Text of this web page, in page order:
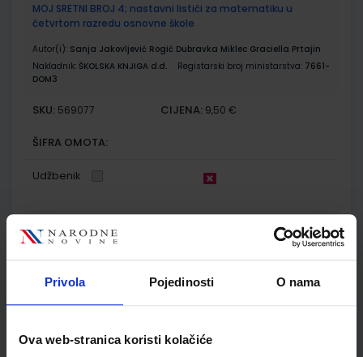
Privola Pojedinosti O nama
Ova web-stranica koristi kolačiće
MOJ SRETNI BROJ 4; nastavni listići za matematiku u
četvrtom razredu osnovne škole
Autor(i): Sanja Jakovljević Rogić Dubravka Miklec Graciella Prtajin
Nakladnik: ŠKOLSKA KNJIGA d.d. Registarski broj ministarstva: 7661-
DOM3
SKU: 569077 CIJENA: 9,50 €
ŠIFRA OMOTA:
Udžbenik
E-SVIJET 4; radni udžbenik informatike s dodatnim
digitalnim sadržajima u četvrtom razredu osnovne škole
Nakladnik:ŠKOLSKA KNJIGA d.d. Registarski broj ministarstva:7004
ŠIFRA OMOTA: 500162